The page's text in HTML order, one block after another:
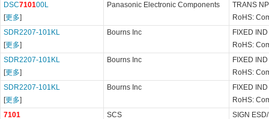
DSC710100L
[更多]
Panasonic Electronic Components
TRANS
RoHS:
SDR2207-101KL
[更多]
Bourns Inc
FIXED
RoHS:
SDR2207-101KL
[更多]
Bourns Inc
FIXED
RoHS:
SDR2207-101KL
[更多]
Bourns Inc
FIXED
RoHS:
7101
SCS
SIGN